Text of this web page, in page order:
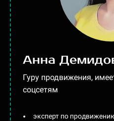
Анна
Гуру продвижения,
соцсетям
эксперт по